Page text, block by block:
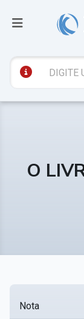
O
Nota